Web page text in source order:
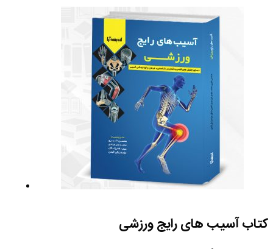
کتاب آسیب های رایج ورزشی